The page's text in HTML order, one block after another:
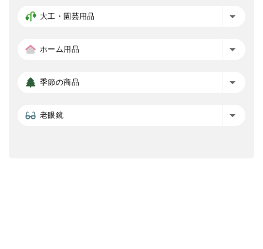
大工・園芸用品
ホーム用品
季節の商品
老眼鏡